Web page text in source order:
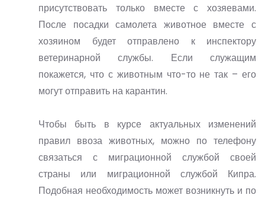
присутствовать только вместе с хозяевами.
После посадки самолета животное вместе с
хозяином будет отправлено к инспектору
ветеринарной службы. Если служащим
покажется, что с животным что-то не так – его
могут отправить на карантин.
Чтобы быть в курсе актуальных изменений
правил ввоза животных, можно по телефону
связаться с миграционной службой своей
страны или миграционной службой Кипра.
Подобная необходимость может возникнуть и по